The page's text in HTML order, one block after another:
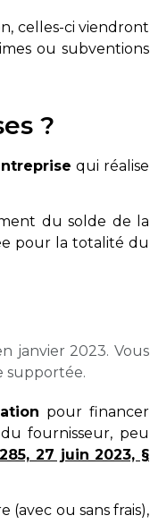
celles-ci viendront
ou subventions
?
qui réalise
du solde de la
pour la totalité du
janvier 2023. Vous
supportée.
pour financer
fournisseur, peu
27 juin 2023, §
ou sans frais),